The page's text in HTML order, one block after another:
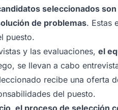
seleccionados
de problemas. Estas
puesto.
y las evaluaciones, el
se llevan a cabo
recibe una oferta
del puesto.
el proceso de selección